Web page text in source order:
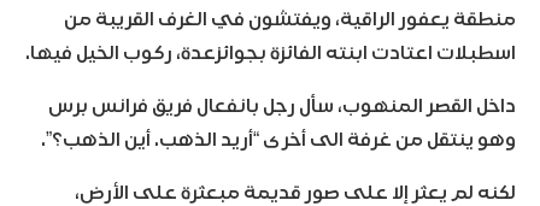
منطقة يعفور الراقية، ويفتشون في الغرف القريبة من
اسطبلات اعتادت ابنته الفائزة بجوائزعدة، ركوب الخيل فيها.
داخل القصر المنهوب، سأل رجل بانفعال فريق فرانس برس
وهو ينتقل من غرفة الى أخرى “أريد الذهب. أين الذهب؟”.
لكنه لم يعثر إلا على صور قديمة مبعثرة على الأرض،